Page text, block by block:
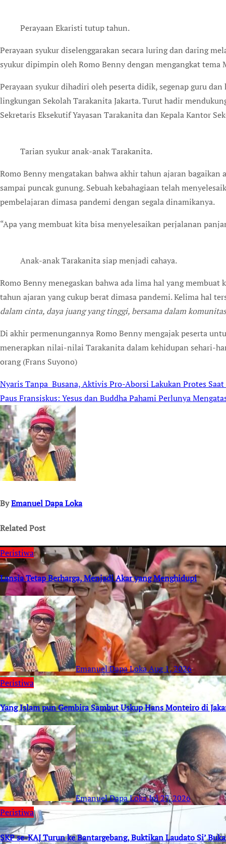
Perayaan Ekaristi tutup tahun.
Perayaan syukur diselenggarakan secara luring dan daring
syukur dipimpin oleh Romo Benny dengan mengangkat tema
Perayaan syukur dihadiri oleh peserta didik, segenap guru
lingkungan Sekolah Tarakanita Jakarta. Turut hadir
Sekretaris Eksekutif Yayasan Tarakanita dan Kepala Kantor
Tarian syukur anak-anak Tarakanita.
Romo Benny mengatakan bahwa akhir tahun ajaran
sampai puncak gunung. Sebuah kebahagiaan telah
pembelajaran dimasa pandemi dengan segala dinamikanya.
“Apa yang membuat kita bisa menyelesaikan perjalanan
Anak-anak Tarakanita siap menjadi cahaya.
Romo Benny menegaskan bahwa ada lima hal yang
tahun ajaran yang cukup berat dimasa pandemi. Kelima hal
dalam cinta, daya juang yang tinggi, bersama dalam
Di akhir permenungannya Romo Benny mengajak peserta
menerapkan nilai-nilai Tarakanita dalam kehidupan sehari-
orang (Frans Suyono)
Post
navigation
Nyaris Tanpa Busana, Aktivis Pro-Aborsi Lakukan Protes
Paus Fransiskus: Yesus dan Buddha Pahami Perlunya
ByEmanuel Dapa Loka
Related Post
Peristiwa
Lansia Tetap Berharga, Menjadi Akar yang Menghidupi
Emanuel Dapa LokaAug 1, 2026
Peristiwa
Yang Islam pun Gembira Sambut Uskup Hans Monteiro di
Emanuel Dapa LokaJul 27, 2026
Peristiwa
SKP se-KAJ Turun ke Bantargebang, Buktikan Laudato Si’